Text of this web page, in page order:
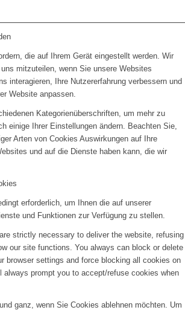
die auf Ihrem Gerät eingestellt werden. Wir
mitzuteilen, wenn Sie unsere Websites
interagieren, Ihre Nutzererfahrung verbessern und
Website anpassen.
Kategorienüberschriften, um mehr zu
einige Ihrer Einstellungen ändern. Beachten Sie,
Arten von Cookies Auswirkungen auf Ihre
und auf die Dienste haben kann, die wir
erforderlich, um Ihnen die auf unserer
und Funktionen zur Verfügung zu stellen.
strictly necessary to deliver the website, refusing
our site functions. You always can block or delete
browser settings and force blocking all cookies on
prompt you to accept/refuse cookies when
ganz, wenn Sie Cookies ablehnen möchten. Um